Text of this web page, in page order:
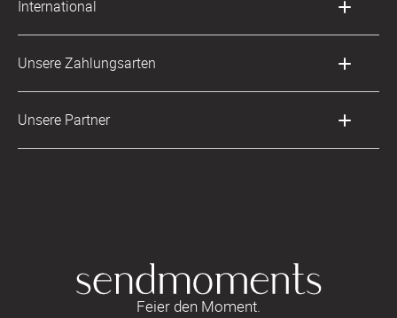
AGB & Widerrufsrecht
Zahlung & Versand
Datenschutz
LLM's
Digitale Gästelisten
FAQ & Hilfe
International
Frankreich
Unsere Zahlungsarten
Unsere Partner
Feier den Moment.